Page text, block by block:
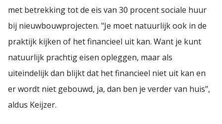
met betrekking tot de eis van 30 procent sociale huur
bij nieuwbouwprojecten. "Je moet natuurlijk ook in de
praktijk kijken of het financieel uit kan. Want je kunt
natuurlijk prachtig eisen opleggen, maar als
uiteindelijk dan blijkt dat het financieel niet uit kan en
er wordt niet gebouwd, ja, dan ben je verder van huis",
aldus Keijzer.